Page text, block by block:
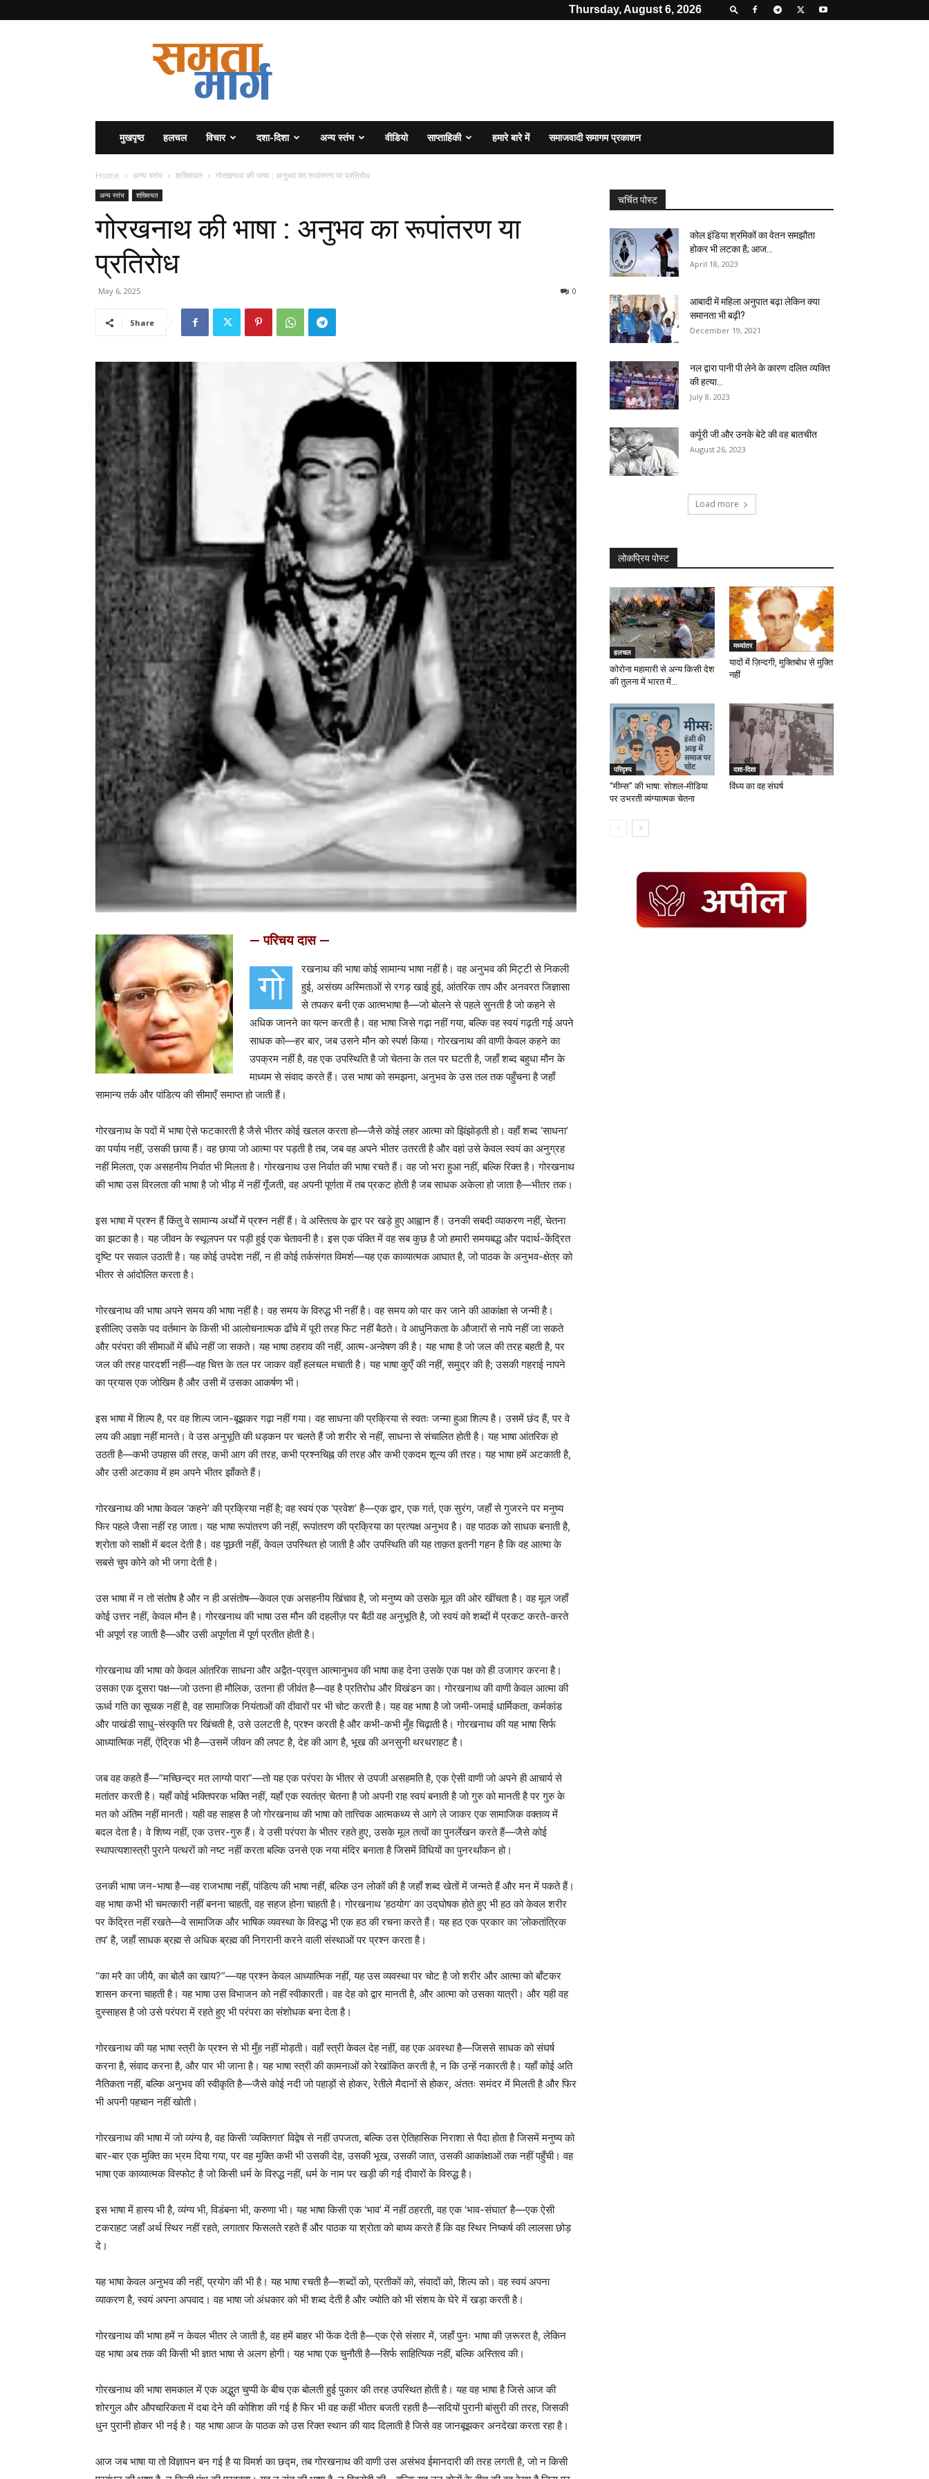
Thursday, August 6, 2026
मुखपृष्ठ हलचल विचार दशा-दिशा अन्य स्तंभ वीडियो साप्ताहिकी हमारे बारे में समाजवादी समागम प्रकाशन
Home अन्य स्तंभ शख्सियत गोरखनाथ की भाषा : अनुभव का रूपांतरण या प्रतिरोध
अन्य स्तंभ शख्सियत
गोरखनाथ की भाषा : अनुभव का रूपांतरण या
प्रतिरोध
May 6, 2025 0
Share
— परिचय दास —
गो
रखनाथ की भाषा कोई सामान्य भाषा नहीं है। वह अनुभव की मिट्टी से निकली
हुई, असंख्य अस्मिताओं से रगड़ खाई हुई, आंतरिक ताप और अनवरत जिज्ञासा
से तपकर बनी एक आत्मभाषा है—जो बोलने से पहले सुनती है जो कहने से
अधिक जानने का यत्न करती है। वह भाषा जिसे गढ़ा नहीं गया, बल्कि वह स्वयं गढ़ती गई अपने
साधक को—हर बार, जब उसने मौन को स्पर्श किया। गोरखनाथ की वाणी केवल कहने का
उपक्रम नहीं है, वह एक उपस्थिति है जो चेतना के तल पर घटती है, जहाँ शब्द बहुधा मौन के
माध्यम से संवाद करते हैं। उस भाषा को समझना, अनुभव के उस तल तक पहुँचना है जहाँ
सामान्य तर्क और पांडित्य की सीमाएँ समाप्त हो जाती हैं।
गोरखनाथ के पदों में भाषा ऐसे फटकारती है जैसे भीतर कोई खलल करता हो—जैसे कोई लहर आत्मा को झिंझोड़ती हो। वहाँ शब्द ‘साधना’
का पर्याय नहीं, उसकी छाया हैं। वह छाया जो आत्मा पर पड़ती है तब, जब वह अपने भीतर उतरती है और वहां उसे केवल स्वयं का अनुग्रह
नहीं मिलता, एक असहनीय निर्वात भी मिलता है। गोरखनाथ उस निर्वात की भाषा रचते हैं। वह जो भरा हुआ नहीं, बल्कि रिक्त है। गोरखनाथ
की भाषा उस विरलता की भाषा है जो भीड़ में नहीं गूँजती, वह अपनी पूर्णता में तब प्रकट होती है जब साधक अकेला हो जाता है—भीतर तक।
इस भाषा में प्रश्न हैं किंतु वे सामान्य अर्थों में प्रश्न नहीं हैं। वे अस्तित्व के द्वार पर खड़े हुए आह्वान हैं। उनकी सबदी व्याकरण नहीं, चेतना
का झटका है। यह जीवन के स्थूलपन पर पड़ी हुई एक चेतावनी है। इस एक पंक्ति में वह सब कुछ है जो हमारी समयबद्ध और पदार्थ-केंद्रित
दृष्टि पर सवाल उठाती है। यह कोई उपदेश नहीं, न ही कोई तर्कसंगत विमर्श—यह एक काव्यात्मक आघात है, जो पाठक के अनुभव-क्षेत्र को
भीतर से आंदोलित करता है।
गोरखनाथ की भाषा अपने समय की भाषा नहीं है। वह समय के विरुद्ध भी नहीं है। वह समय को पार कर जाने की आकांक्षा से जन्मी है।
इसीलिए उसके पद वर्तमान के किसी भी आलोचनात्मक ढाँचे में पूरी तरह फिट नहीं बैठते। वे आधुनिकता के औजारों से नापे नहीं जा सकते
और परंपरा की सीमाओं में बाँधे नहीं जा सकते। यह भाषा ठहराव की नहीं, आत्म-अन्वेषण की है। यह भाषा है जो जल की तरह बहती है, पर
जल की तरह पारदर्शी नहीं—वह चित्त के तल पर जाकर वहाँ हलचल मचाती है। यह भाषा कुएँ की नहीं, समुद्र की है; उसकी गहराई नापने
का प्रयास एक जोखिम है और उसी में उसका आकर्षण भी।
इस भाषा में शिल्प है, पर वह शिल्प जान-बूझकर गढ़ा नहीं गया। वह साधना की प्रक्रिया से स्वतः जन्मा हुआ शिल्प है। उसमें छंद हैं, पर वे
लय की आज्ञा नहीं मानते। वे उस अनुभूति की धड़कन पर चलते हैं जो शरीर से नहीं, साधना से संचालित होती है। यह भाषा आंतरिक हो
उठती है—कभी उपहास की तरह, कभी आग की तरह, कभी प्रश्नचिह्न की तरह और कभी एकदम शून्य की तरह। यह भाषा हमें अटकाती है,
और उसी अटकाव में हम अपने भीतर झाँकते हैं।
गोरखनाथ की भाषा केवल ‘कहने’ की प्रक्रिया नहीं है; वह स्वयं एक ‘प्रवेश’ है—एक द्वार, एक गर्त, एक सुरंग, जहाँ से गुजरने पर मनुष्य
फिर पहले जैसा नहीं रह जाता। यह भाषा रूपांतरण की नहीं, रूपांतरण की प्रक्रिया का प्रत्यक्ष अनुभव है। वह पाठक को साधक बनाती है,
श्रोता को साक्षी में बदल देती है। वह पूछती नहीं, केवल उपस्थित हो जाती है और उपस्थिति की यह ताक़त इतनी गहन है कि वह आत्मा के
सबसे चुप कोने को भी जगा देती है।
उस भाषा में न तो संतोष है और न ही असंतोष—केवल एक असहनीय खिंचाव है, जो मनुष्य को उसके मूल की ओर खींचता है। वह मूल जहाँ
कोई उत्तर नहीं, केवल मौन है। गोरखनाथ की भाषा उस मौन की दहलीज़ पर बैठी वह अनुभूति है, जो स्वयं को शब्दों में प्रकट करते-करते
भी अपूर्ण रह जाती है—और उसी अपूर्णता में पूर्ण प्रतीत होती है।
गोरखनाथ की भाषा को केवल आंतरिक साधना और अद्वैत-प्रवृत्त आत्मानुभव की भाषा कह देना उसके एक पक्ष को ही उजागर करना है।
उसका एक दूसरा पक्ष—जो उतना ही मौलिक, उतना ही जीवंत है—वह है प्रतिरोध और विखंडन का। गोरखनाथ की वाणी केवल आत्मा की
ऊर्ध्व गति का सूचक नहीं है, वह सामाजिक नियंताओं की दीवारों पर भी चोट करती है। यह वह भाषा है जो जमी-जमाई धार्मिकता, कर्मकांड
और पाखंडी साधु-संस्कृति पर खिंचती है, उसे उलटती है, प्रश्न करती है और कभी-कभी मुँह चिढ़ाती है। गोरखनाथ की यह भाषा सिर्फ
आध्यात्मिक नहीं, ऐंद्रिक भी है—उसमें जीवन की लपट है, देह की आग है, भूख की अनसुनी थरथराहट है।
जब वह कहते हैं—”मच्छिन्द्र मत लाग्यो पारा”—तो यह एक परंपरा के भीतर से उपजी असहमति है, एक ऐसी वाणी जो अपने ही आचार्य से
मतांतर करती है। यहाँ कोई भक्तिपरक भक्ति नहीं, यहाँ एक स्वतंत्र चेतना है जो अपनी राह स्वयं बनाती है जो गुरु को मानती है पर गुरु के
मत को अंतिम नहीं मानती। यही वह साहस है जो गोरखनाथ की भाषा को तात्त्विक आत्मकथ्य से आगे ले जाकर एक सामाजिक वक्तव्य में
बदल देता है। वे शिष्य नहीं, एक उत्तर-गुरु हैं। वे उसी परंपरा के भीतर रहते हुए, उसके मूल तत्वों का पुनर्लेखन करते हैं—जैसे कोई
स्थापत्यशास्त्री पुराने पत्थरों को नष्ट नहीं करता बल्कि उनसे एक नया मंदिर बनाता है जिसमें विधियों का पुनरर्थांकन हो।
उनकी भाषा जन-भाषा है—वह राजभाषा नहीं, पांडित्य की भाषा नहीं, बल्कि उन लोकों की है जहाँ शब्द खेतों में जन्मते हैं और मन में पकते हैं।
वह भाषा कभी भी चमत्कारी नहीं बनना चाहती, वह सहज होना चाहती है। गोरखनाथ ‘हठयोग’ का उद्‌घोषक होते हुए भी हठ को केवल शरीर
पर केंद्रित नहीं रखते—वे सामाजिक और भाषिक व्यवस्था के विरुद्ध भी एक हठ की रचना करते हैं। यह हठ एक प्रकार का ‘लोकतांत्रिक
तप’ है, जहाँ साधक ब्रह्म से अधिक ब्रह्म की निगरानी करने वाली संस्थाओं पर प्रश्न करता है।
“का मरै का जीयै, का बोलै का खाय?”—यह प्रश्न केवल आध्यात्मिक नहीं, यह उस व्यवस्था पर चोट है जो शरीर और आत्मा को बाँटकर
शासन करना चाहती है। यह भाषा उस विभाजन को नहीं स्वीकारती। वह देह को द्वार मानती है, और आत्मा को उसका यात्री। और यही वह
दुस्साहस है जो उसे परंपरा में रहते हुए भी परंपरा का संशोधक बना देता है।
गोरखनाथ की यह भाषा स्त्री के प्रश्न से भी मुँह नहीं मोड़ती। वहाँ स्त्री केवल देह नहीं, वह एक अवस्था है—जिससे साधक को संघर्ष
करना है, संवाद करना है, और पार भी जाना है। यह भाषा स्त्री की कामनाओं को रेखांकित करती है, न कि उन्हें नकारती है। यहाँ कोई अति
नैतिकता नहीं, बल्कि अनुभव की स्वीकृति है—जैसे कोई नदी जो पहाड़ों से होकर, रेतीले मैदानों से होकर, अंततः समंदर में मिलती है और फिर
भी अपनी पहचान नहीं खोती।
गोरखनाथ की भाषा में जो व्यंग्य है, वह किसी ‘व्यक्तिगत’ विद्वेष से नहीं उपजता, बल्कि उस ऐतिहासिक निराशा से पैदा होता है जिसमें मनुष्य को
बार-बार एक मुक्ति का भ्रम दिया गया, पर वह मुक्ति कभी भी उसकी देह, उसकी भूख, उसकी जात, उसकी आकांक्षाओं तक नहीं पहुँची। वह
भाषा एक काव्यात्मक विस्फोट है जो किसी धर्म के विरुद्ध नहीं, धर्म के नाम पर खड़ी की गई दीवारों के विरुद्ध है।
इस भाषा में हास्य भी है, व्यंग्य भी, विडंबना भी, करुणा भी। यह भाषा किसी एक ‘भाव’ में नहीं ठहरती, वह एक ‘भाव-संघात’ है—एक ऐसी
टकराहट जहाँ अर्थ स्थिर नहीं रहते, लगातार फिसलते रहते हैं और पाठक या श्रोता को बाध्य करते हैं कि वह स्थिर निष्कर्ष की लालसा छोड़
दे।
यह भाषा केवल अनुभव की नहीं, प्रयोग की भी है। यह भाषा रचती है—शब्दों को, प्रतीकों को, संवादों को, शिल्प को। वह स्वयं अपना
व्याकरण है, स्वयं अपना अपवाद। वह भाषा जो अंधकार को भी शब्द देती है और ज्योति को भी संशय के घेरे में खड़ा करती है।
गोरखनाथ की भाषा हमें न केवल भीतर ले जाती है, वह हमें बाहर भी फेंक देती है—एक ऐसे संसार में, जहाँ पुनः भाषा की ज़रूरत है, लेकिन
वह भाषा अब तक की किसी भी ज्ञात भाषा से अलग होगी। यह भाषा एक चुनौती है—सिर्फ साहित्यिक नहीं, बल्कि अस्तित्व की।
गोरखनाथ की भाषा समकाल में एक अद्भुत चुप्पी के बीच एक बोलती हुई पुकार की तरह उपस्थित होती है। यह वह भाषा है जिसे आज की
शोरगुल और औपचारिकता में दबा देने की कोशिश की गई है फिर भी वह कहीं भीतर बजती रहती है—सदियों पुरानी बांसुरी की तरह, जिसकी
धुन पुरानी होकर भी नई है। यह भाषा आज के पाठक को उस रिक्त स्थान की याद दिलाती है जिसे वह जानबूझकर अनदेखा करता रहा है।
आज जब भाषा या तो विज्ञापन बन गई है या विमर्श का छद्म, तब गोरखनाथ की वाणी उस असंभव ईमानदारी की तरह लगती है, जो न किसी
चर्चित पोस्ट
कोल इंडिया श्रमिकों का वेतन समझौता
होकर भी लटका है; आज...
April 18, 2023
आबादी में महिला अनुपात बढ़ा लेकिन क्या
समानता भी बढ़ी?
December 19, 2021
नल द्वारा पानी पी लेने के कारण दलित व्यक्ति
की हत्या...
July 8, 2023
कर्पूरी जी और उनके बेटे की वह बातचीत
August 26, 2023
Load more
लोकप्रिय पोस्ट
हलचल
कोरोना महामारी से अन्य किसी देश
की तुलना में भारत में...
मध्यांतर
यादों में ज़िन्दगी, मुक्तिबोध से मुक्ति
नहीं
परिदृश्य
“मीम्स” की भाषा: सोशल-मीडिया
पर उभरती व्यंग्यात्मक चेतना
दशा-दिशा
विंध्य का वह संघर्ष